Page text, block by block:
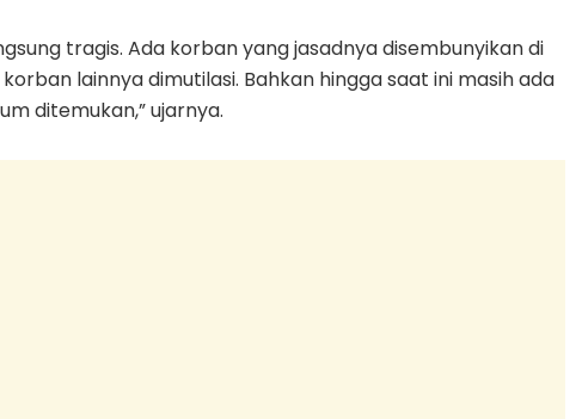
tragis. Ada korban yang jasadnya disembunyikan di
lainnya dimutilasi. Bahkan hingga saat ini masih ada
ditemukan,” ujarnya.